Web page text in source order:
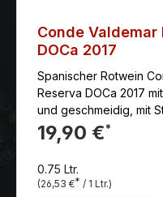
Conde Valdemar
DOCa 2017
Spanischer Rotwein
Reserva DOCa 2017
und geschmeidig, mit
Charakter behält. Das
was ein bleibendes
19,90 €*
0.75 Ltr.
(26,53 €* / 1 Ltr.)